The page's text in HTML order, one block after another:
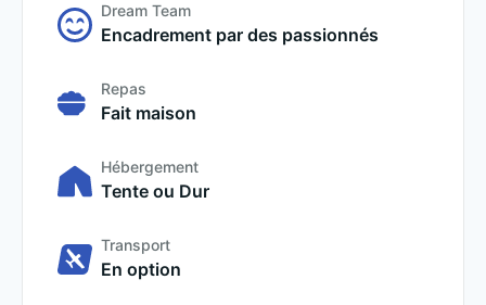
Dream Team
Encadrement par des passionnés
Repas
Fait maison
Hébergement
Tente ou Dur
Transport
En option